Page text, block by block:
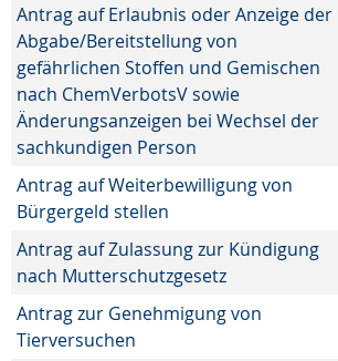
Antrag auf Erlaubnis oder Anzeige der
Abgabe/Bereitstellung von
gefährlichen Stoffen und Gemischen
nach ChemVerbotsV sowie
Änderungsanzeigen bei Wechsel der
sachkundigen Person
Antrag auf Weiterbewilligung von
Bürgergeld stellen
Antrag auf Zulassung zur Kündigung
nach Mutterschutzgesetz
Antrag zur Genehmigung von
Tierversuchen